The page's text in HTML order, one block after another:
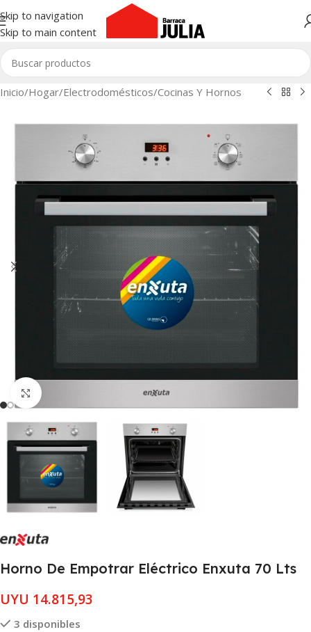
Skip to navigation
Skip to main content
Inicio/Hogar/Electrodomésticos/Cocinas Y Hornos
Clic para ampliar
Horno De Empotrar Eléctrico Enxuta 70 Lts
UYU 14.815,93
3 disponibles